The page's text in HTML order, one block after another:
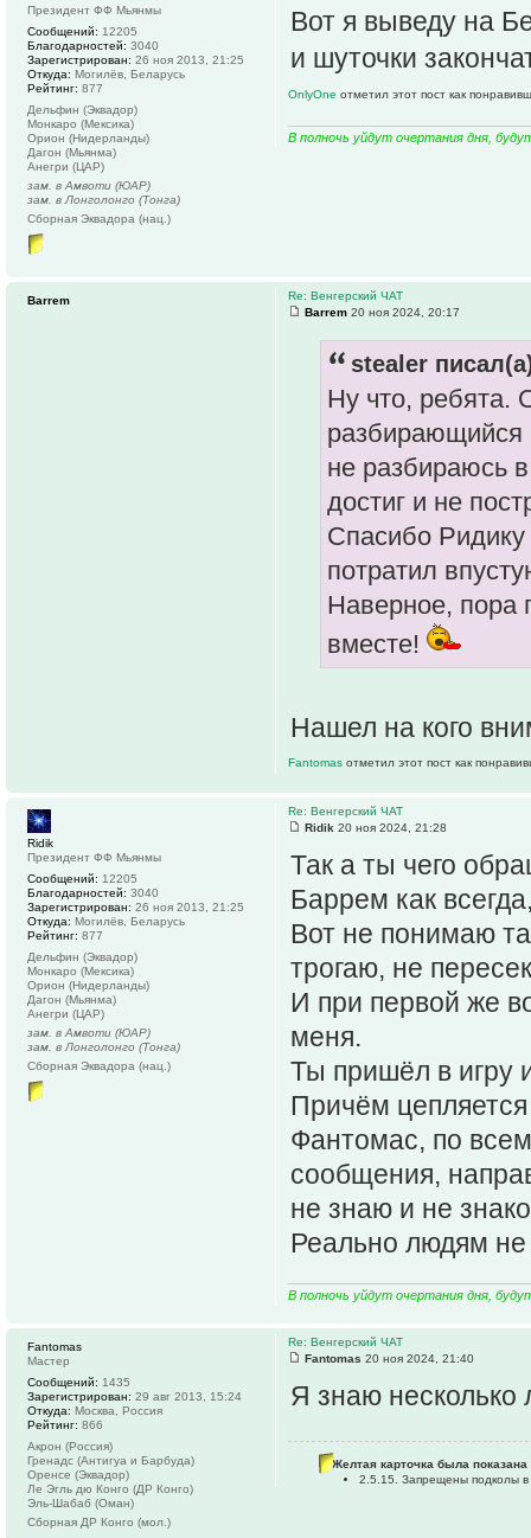
Вот я выведу на
и шуточки
OnlyOne отметил этот пост как
В полночь уйдут очертания дня,
Президент ФФ Мьянмы
Сообщений: 12205
Благодарностей: 3040
Зарегистрирован: 26 ноя 2013, 21:25
Откуда: Могилёв, Беларусь
Рейтинг: 877
Дельфин (Эквадор)
Монкаро (Мексика)
Орион (Нидерланды)
Дагон (Мьянма)
Анегри (ЦАР)
зам. в Амвоти (ЮАР)
зам. в Лонголонго (Тонга)
Сборная Эквадора (нац.)
Re: Венгерский ЧАТ
Barrem 20 ноя 2024, 20:17
stealer
Ну что, ребята.
разбирающийся
не разбираюсь
достиг и не
Спасибо Ридику
потратил
Наверное, пора
вместе!
Нашел на кого
Fantomas отметил этот пост как
Barrem
Re: Венгерский ЧАТ
Ridik 20 ноя 2024, 21:28
Так а ты чего
Баррем как
Вот не понимаю
трогаю, не
И при первой же
меня.
Ты пришёл в игру
Причём
Фантомас, по
сообщения,
не знаю и не
Реально людям не
В полночь уйдут очертания дня,
Ridik
Президент ФФ Мьянмы
Сообщений: 12205
Благодарностей: 3040
Зарегистрирован: 26 ноя 2013, 21:25
Откуда: Могилёв, Беларусь
Рейтинг: 877
Дельфин (Эквадор)
Монкаро (Мексика)
Орион (Нидерланды)
Дагон (Мьянма)
Анегри (ЦАР)
зам. в Амвоти (ЮАР)
зам. в Лонголонго (Тонга)
Сборная Эквадора (нац.)
Re: Венгерский ЧАТ
Fantomas 20 ноя 2024, 21:40
Я знаю несколько
Желтая карточка была показана
2.5.15. Запрещены подколы в
Fantomas
Мастер
Сообщений: 1435
Зарегистрирован: 29 авг 2013, 15:24
Откуда: Москва, Россия
Рейтинг: 866
Акрон (Россия)
Гренадс (Антигуа и Барбуда)
Оренсе (Эквадор)
Ле Эгль дю Конго (ДР Конго)
Эль-Шабаб (Оман)
Сборная ДР Конго (мол.)